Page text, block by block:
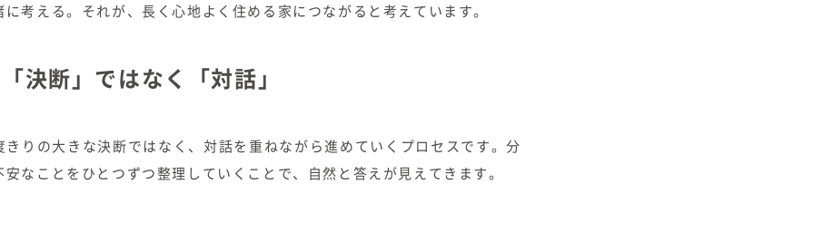
考える。それが、長く心地よく住める家につながると考えています。
決断」ではなく「対話」
きりの大きな決断ではなく、対話を重ねながら進めていくプロセスです。分
なことをひとつずつ整理していくことで、自然と答えが見えてきます。